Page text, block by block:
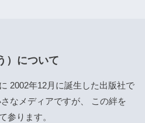
）について
2002年12月に誕生した出版社で
なメディアですが、 この絆を
参ります。